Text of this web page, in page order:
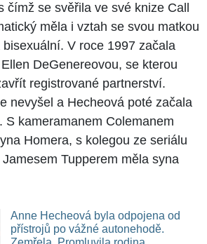
čímž se svěřila ve své knize Call
měla i vztah se svou matkou
V roce 1997 začala
DeGenereovou, se kterou
registrované partnerství.
nevyšel a Hecheová poté začala
S kameramanem Colemanem
Homera, s kolegou ze seriálu
Tupperem měla syna
Anne Hecheová byla odpojena od
přístrojů po vážné autonehodě.